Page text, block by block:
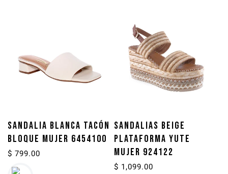
SANDALIA BLANCA TACÓN
BLOQUE MUJER 6454100
Precio
$ 799.00
SANDALIAS BEIGE
PLATAFORMA YUTE
MUJER 924122
Precio
$ 1,099.00